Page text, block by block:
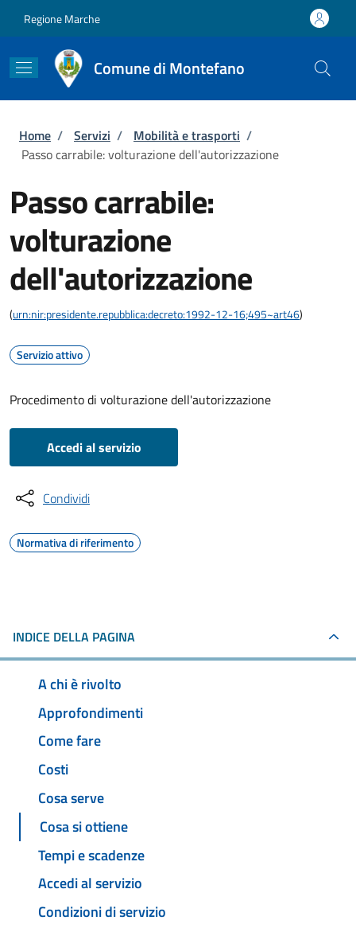
Regione Marche
Comune di Montefano
Briciole di pane
Home / Servizi / Mobilità e trasporti /
Passo carrabile: volturazione dell'autorizzazione
Passo carrabile:
volturazione
dell'autorizzazione
(urn:nir:presidente.repubblica:decreto:1992-12-16;495~art46)
Servizio attivo
Procedimento di volturazione dell'autorizzazione
Accedi al servizio
Condividi
Normativa di riferimento
INDICE DELLA PAGINA
A chi è rivolto
Approfondimenti
Come fare
Costi
Cosa serve
Cosa si ottiene
Tempi e scadenze
Accedi al servizio
Condizioni di servizio